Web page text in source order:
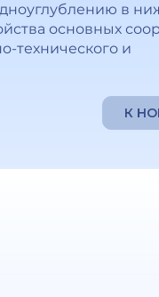
в
основных
технического и
К